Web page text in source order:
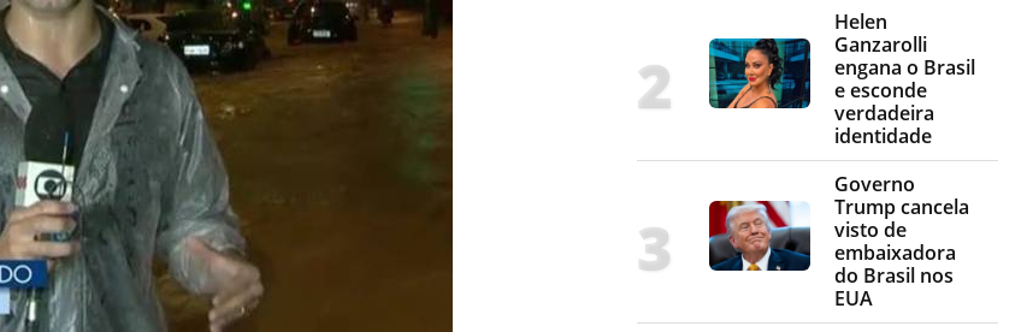
Helen
Ganzarolli
engana o Brasil
e esconde
verdadeira
identidade
Governo
Trump cancela
visto de
embaixadora
do Brasil nos
EUA